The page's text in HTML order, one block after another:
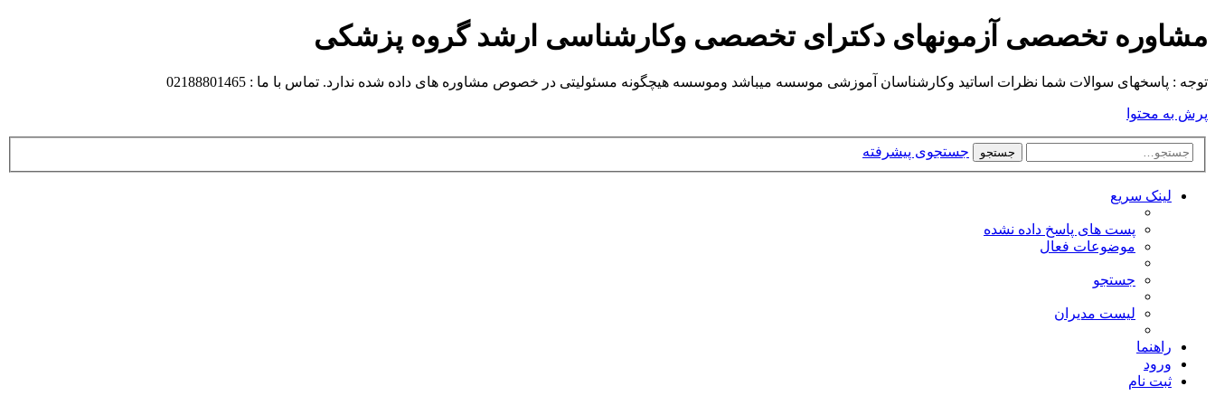
مشاوره تخصصی آزمونهای دکترای تخصصی وکارشناسی ارشد گروه پزشکی
توجه : پاسخهای سوالات شما نظرات اساتید وکارشناسان آموزشی موسسه میباشد وموسسه هیچگونه مسئولیتی در خصوص مشاوره های داده شده ندارد. تماس با ما : 02188801465
پرش به محتوا
جستجو جستجوی پیشرفته
لینک سریع
پست های پاسخ داده نشده
موضوعات فعال
جستجو
لیست مدیران
راهنما
ورود
ثبت نام